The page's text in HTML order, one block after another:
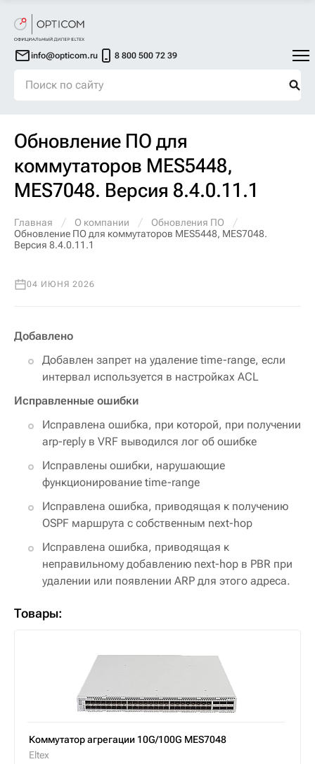
info@opticom.ru 8 800 500 72 39
Обновление ПО для
коммутаторов MES5448,
MES7048. Версия 8.4.0.11.1
Главная О компании
Обновления ПО
Обновление ПО для коммутаторов MES5448, MES7048.
Версия 8.4.0.11.1
04 ИЮНЯ 2026
Добавлено
Добавлен запрет на удаление time-range, если
интервал используется в настройках ACL
Исправленные ошибки
Исправлена ошибка, при которой, при получении
arp-reply в VRF выводился лог об ошибке
Исправлены ошибки, нарушающие
функционирование time-range
Исправлена ошибка, приводящая к получению
OSPF маршрута с собственным next-hop
Исправлена ошибка, приводящая к
неправильному добавлению next-hop в PBR при
удалении или появлении ARP для этого адреса.
Товары:
Коммутатор агрегации 10G/100G MES7048
Eltex